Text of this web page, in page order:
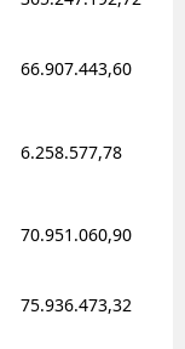
66.907.443,60
6.258.577,78
70.951.060,90
75.936.473,32